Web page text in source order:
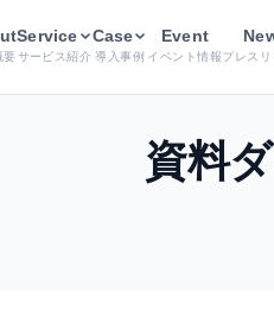
要
Service
サービス紹介
Case
導入事例
Event
イベント情報プレスリ
資料